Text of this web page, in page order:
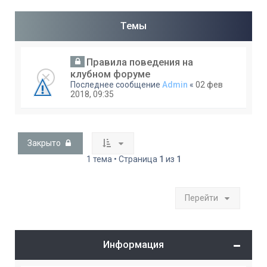
Темы
Правила поведения на
клубном форуме
Последнее сообщение Admin « 02 фев
2018, 09:35
Закрыто
1 тема • Страница 1 из 1
Перейти
Информация